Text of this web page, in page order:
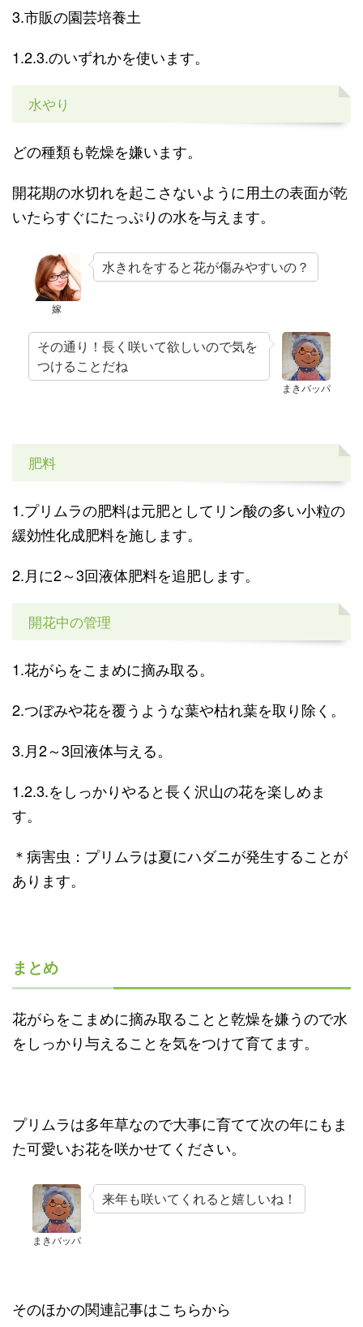
3.市販の園芸培養土
1.2.3.のいずれかを使います。
水やり
どの種類も乾燥を嫌います。
開花期の水切れを起こさないように用土の表面が乾
いたらすぐにたっぷりの水を与えます。
嫁
水きれをすると花が傷みやすいの？
まきバッパ
その通り！長く咲いて欲しいので気を
つけることだね
肥料
1.プリムラの肥料は元肥としてリン酸の多い小粒の
緩効性化成肥料を施します。
2.月に2～3回液体肥料を追肥します。
開花中の管理
1.花がらをこまめに摘み取る。
2.つぼみや花を覆うような葉や枯れ葉を取り除く。
3.月2～3回液体与える。
1.2.3.をしっかりやると長く沢山の花を楽しめま
す。
＊病害虫：プリムラは夏にハダニが発生することが
あります。
まとめ
花がらをこまめに摘み取ることと乾燥を嫌うので水
をしっかり与えることを気をつけて育てます。
プリムラは多年草なので大事に育てて次の年にもま
た可愛いお花を咲かせてください。
まきバッパ
来年も咲いてくれると嬉しいね！
そのほかの関連記事はこちらから